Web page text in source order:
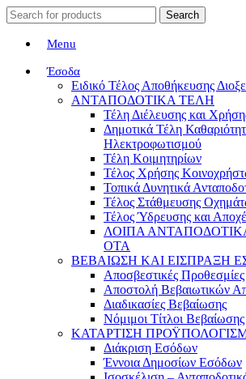
Search
Menu
Έσοδα
Ειδικό Τέλος Αποθήκευσης
ΑΝΤΑΠΟΔΟΤΙΚΑ ΤΕΛΗ
Τέλη Διέλευσης και
Δημοτικά Τέλη
Ηλεκτροφωτισμού
Τέλη Κοιμητηρίων
Τέλος Χρήσης
Τοπικά Δυνητικά
Τέλος Στάθμευσης
Τέλος Ύδρευσης και
ΛΟΙΠΑ
ΟΤΑ
ΒΕΒΑΙΩΣΗ ΚΑΙ ΕΙΣΠΡΑΞΗ
Αποσβεστικές
Αποστολή Βεβαιωτικών
Διαδικασίες Βεβαίωσης
Νόμιμοι Τίτλοι Βεβαίωσης
ΚΑΤΑΡΤΙΣΗ
Διάκριση Εσόδων
Έννοια Δημοσίων Εσόδων